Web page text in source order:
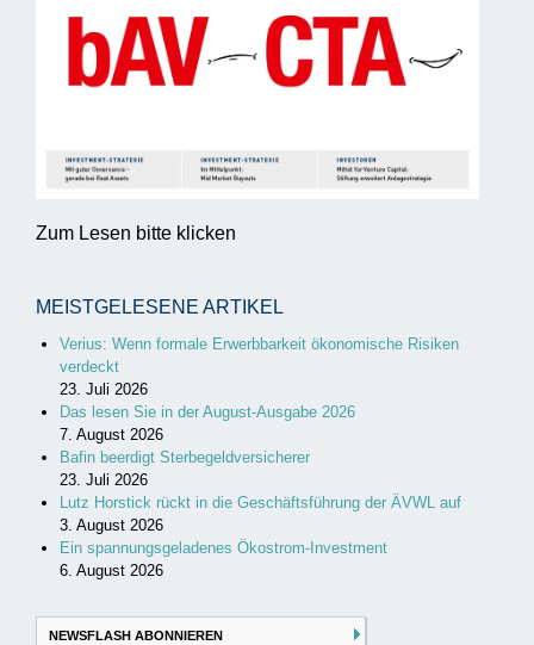
Zum Lesen bitte klicken
MEISTGELESENE ARTIKEL
Verius: Wenn formale Erwerbbarkeit ökonomische Risiken
verdeckt
23. Juli 2026
Das lesen Sie in der August-Ausgabe 2026
7. August 2026
Bafin beerdigt Sterbegeldversicherer
23. Juli 2026
Lutz Horstick rückt in die Geschäftsführung der ÄVWL auf
3. August 2026
Ein spannungsgeladenes Ökostrom-Investment
6. August 2026
NEWSFLASH ABONNIEREN